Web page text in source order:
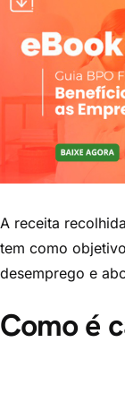
A receita
tem como
desemprego e
Como é